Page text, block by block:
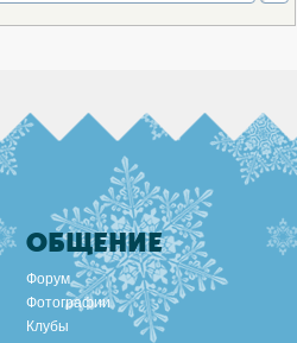
ОБЩЕНИЕ
Форум
Фотографии
Клубы